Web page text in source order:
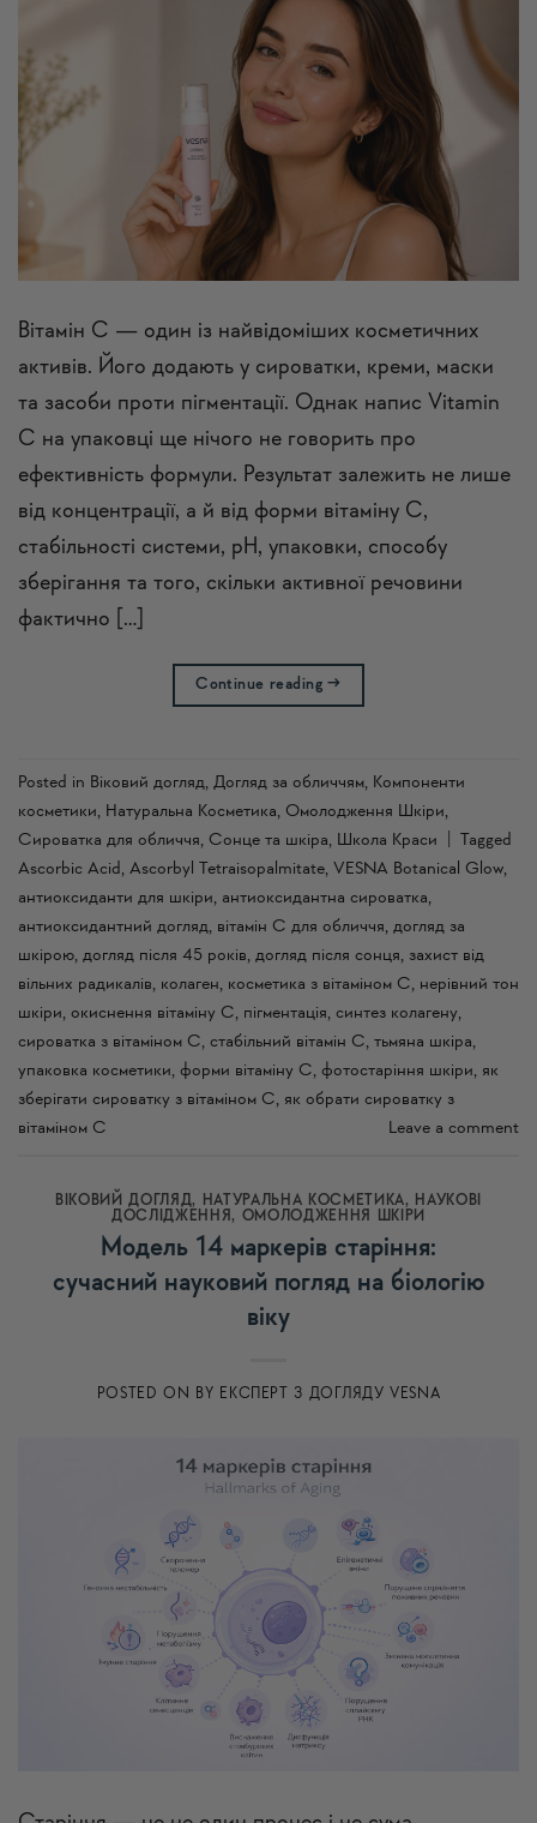
Вітамін C — один із найвідоміших косметичних
активів. Його додають у сироватки, креми, маски
та засоби проти пігментації. Однак напис Vitamin
C на упаковці ще нічого не говорить про
ефективність формули. Результат залежить не лише
від концентрації, а й від форми вітаміну C,
стабільності системи, pH, упаковки, способу
зберігання та того, скільки активної речовини
фактично […]
Continue reading→
Posted in Віковий догляд, Догляд за обличчям, Компоненти
косметики, Натуральна Косметика, Омолодження Шкіри,
Сироватка для обличчя, Сонце та шкіра, Школа Краси
Tagged
Ascorbic Acid, Ascorbyl Tetraisopalmitate, VESNA Botanical Glow,
антиоксиданти для шкіри, антиоксидантна сироватка,
антиоксидантний догляд, вітамін С для обличчя, догляд за
шкірою, догляд після 45 років, догляд після сонця, захист від
вільних радикалів, колаген, косметика з вітаміном С, нерівний тон
шкіри, окиснення вітаміну С, пігментація, синтез колагену,
сироватка з вітаміном С, стабільний вітамін С, тьмяна шкіра,
упаковка косметики, форми вітаміну С, фотостаріння шкіри, як
зберігати сироватку з вітаміном С, як обрати сироватку з
вітаміном С
Leave a comment
ВІКОВИЙ ДОГЛЯД , НАТУРАЛЬНА КОСМЕТИКА,
НАУКОВІ
ДОСЛІДЖЕННЯ , ОМОЛОДЖЕННЯ ШКІРИ
Модель 14 маркерів старіння:
сучасний науковий погляд на біологію
віку
POSTED ON BY ЕКСПЕРТ З ДОГЛЯДУ VESNA